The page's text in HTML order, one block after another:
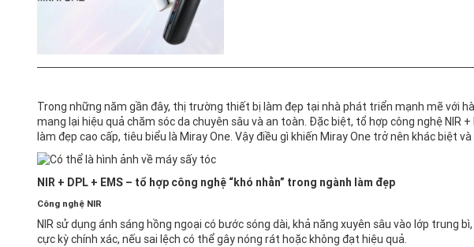
Trong những năm gần đây, thị trường thiết bị làm đẹp tại nhà phát triển mạnh mẽ với
mang lại hiệu quả chăm sóc da chuyên sâu và an toàn. Đặc biệt, tổ hợp công nghệ
làm đẹp cao cấp, tiêu biểu là Miray One. Vậy điều gì khiến Miray One trở nên khác biệt
NIR + DPL + EMS – tổ hợp công nghệ “khó nhằn” trong ngành làm đẹp
Công nghệ NIR
NIR sử dụng ánh sáng hồng ngoại có bước sóng dài, khả năng xuyên sâu vào lớp
cực kỳ chính xác, nếu sai lệch có thể gây nóng rát hoặc không đạt hiệu quả.